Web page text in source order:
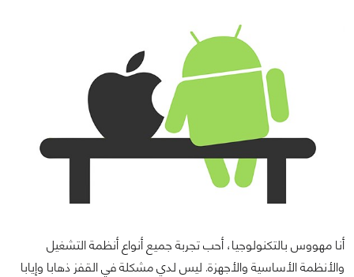
أنا مهووس بالتكنولوجيا، أحب تجربة جميع أنواع أنظمة التشغيل
والأنظمة الأساسية والأجهزة. ليس لدي مشكلة في القفز ذهابا وإيابا